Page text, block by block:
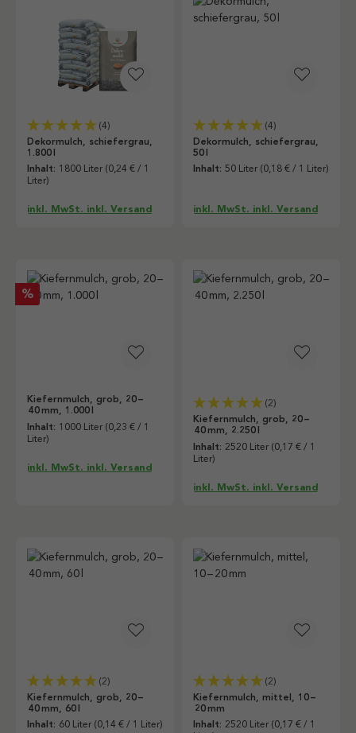
(4)
Dekormulch, schiefergrau,
1.800 l
Inhalt: 1800 Liter (0,24 € / 1
Liter)
inkl. MwSt. inkl. Versand
(4)
Dekormulch, schiefergrau,
50 l
Inhalt: 50 Liter (0,18 € / 1 Liter)
inkl. MwSt. inkl. Versand
Rabatt
%
Kiefernmulch, grob, 20 –
40 mm, 1.000 l
Inhalt: 1000 Liter (0,23 € / 1
Liter)
inkl. MwSt. inkl. Versand
(2)
Kiefernmulch, grob, 20 –
40 mm, 2.250 l
Inhalt: 2520 Liter (0,17 € / 1
Liter)
inkl. MwSt. inkl. Versand
(2)
Kiefernmulch, grob, 20 –
40 mm, 60 l
Inhalt: 60 Liter (0,14 € / 1 Liter)
(2)
Kiefernmulch, mittel, 10 –
20 mm
Inhalt: 2520 Liter (0,17 € / 1